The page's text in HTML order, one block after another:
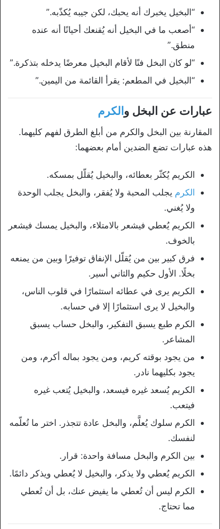
“البخيل يخبرك أنه يحبك، لكن جيبه يُكذّبه.”
“أصعب ما في البخيل أنه يُقنعك أحيانًا أنه عنده
منطق.”
“لو كان البخل فنًا لأقام البخيل معرضًا يدخله بتذكرة.”
“البخيل في المطعم: يقرأ القائمة من اليمين.”
عبارات عن البخل والكرم
المقارنة بين البخل والكرم من أبلغ الطرق لفهم كليهما.
هذه عبارات تضع الضدين أمام بعضهما:
الكريم يُكثّر بعطائه، والبخيل يُقلّل بمسكه.
الكرم يجلب المحبة ولا يُفقر، والبخل يجلب الوحدة
ولا يُغني.
الكريم يُعطي فيشعر بالامتلاء، والبخيل يمسك فيشعر
بالخوف.
فرق كبير بين من يُقلّل الإنفاق توفيرًا وبين من يمنعه
بخلًا. الأول حكيم والثاني أسير.
الكريم يرى في عطائه استثمارًا في قلوب الناس،
والبخيل لا يرى استثمارًا إلا في حسابه.
الكرم طبع يسبق التفكير، والبخل حساب يسبق
المشاعر.
من يجود بوقته كريم، ومن يجود بماله أكرم، ومن
يجود بكليهما نادر.
الكريم يُسعد غيره فيسعد، والبخيل يُتعب غيره
فيتعب.
الكرم سلوك يُعلَّم، والبخل عادة تتجذر. اختر ما تُعلّمه
لنفسك.
بين الكرم والبخل مسافة واحدة: قرار.
الكريم يُعطي ولا يذكر، والبخيل لا يُعطي ويذكر دائمًا.
الكرم ليس أن تُعطي ما يفيض عنك، بل أن تُعطي
مما تحتاج.